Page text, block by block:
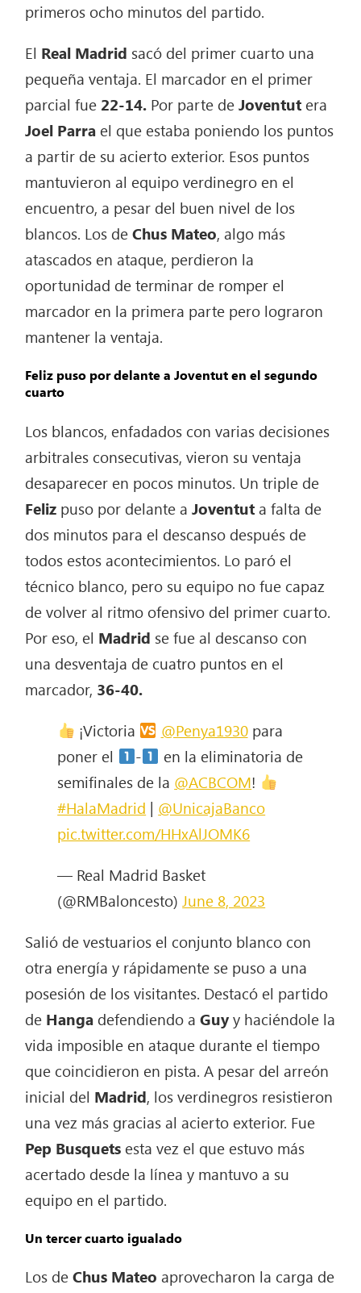
primeros ocho minutos del partido.
El Real Madrid sacó del primer cuarto una
pequeña ventaja. El marcador en el primer
parcial fue 22-14. Por parte deJoventut era
Joel Parra el que estaba poniendo los puntos
a partir de su acierto exterior. Esos puntos
mantuvieron al equipo verdinegro en el
encuentro, a pesar del buen nivel de los
blancos. Los deChus Mateo, algo más
atascados en ataque, perdieron la
oportunidad de terminar de romper el
marcador en la primera parte pero lograron
mantener la ventaja.
Feliz puso por delante a Joventut en el segundo
cuarto
Los blancos, enfadados con varias decisiones
arbitrales consecutivas, vieron su ventaja
desaparecer en pocos minutos. Un triple de
Feliz puso por delante aJoventuta falta de
dos minutos para el descanso después de
todos estos acontecimientos. Lo paró el
técnico blanco, pero su equipo no fue capaz
de volver al ritmo ofensivo del primer cuarto.
Por eso, el Madrid se fue al descanso con
una desventaja de cuatro puntos en el
marcador, 36-40.
¡Victoria
@Penya1930para
poner el
-
en la eliminatoria de
semifinales de la @ACBCOM!
#HalaMadrid | @UnicajaBanco
pic.twitter.com/HHxAlJOMK6
— Real Madrid Basket
(@RMBaloncesto) June 8, 2023
Salió de vestuarios el conjunto blanco con
otra energía y rápidamente se puso a una
posesión de los visitantes. Destacó el partido
de Hanga defendiendo aGuyy haciéndole la
vida imposible en ataque durante el tiempo
que coincidieron en pista. A pesar del arreón
inicial del Madrid, los verdinegros resistieron
una vez más gracias al acierto exterior. Fue
Pep Busquets esta vez el que estuvo más
acertado desde la línea y mantuvo a su
equipo en el partido.
Un tercer cuarto igualado
Los deChus Mateo aprovecharon la carga de